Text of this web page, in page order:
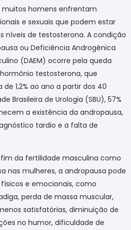
homens enfrentam
e sexuais que podem estar
níveis de testosterona. A condição
ou Deficiência Androgênica
(DAEM) ocorre pela queda
testosterona, que
1,2% ao ano a partir dos 40
Brasileira de Urologia (SBU), 57%
a existência da andropausa,
tardio e a falta de
da fertilidade masculina como
nas mulheres, a andropausa pode
e emocionais, como
perda de massa muscular,
satisfatórias​, diminuição de
no humor, dificuldade de